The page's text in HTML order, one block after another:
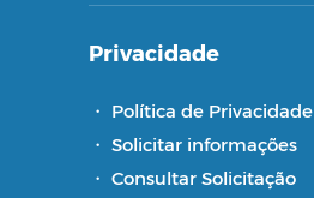
Privacidade
・ Política de Privacidade
・ Solicitar informações
・ Consultar Solicitação